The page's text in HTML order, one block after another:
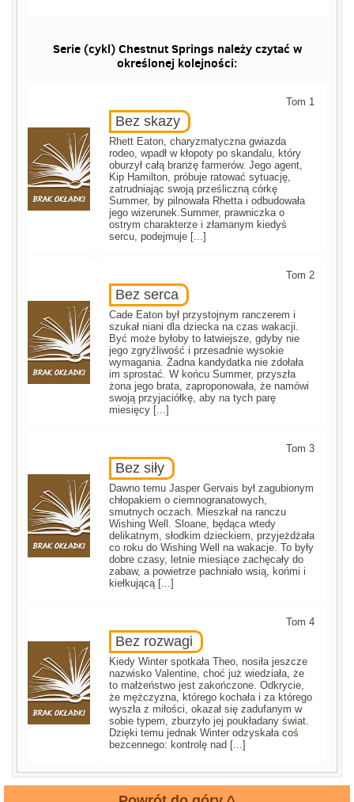
Serie (cykl) Chestnut Springs należy czytać w
określonej kolejności:
Tom 1
Bez skazy
Rhett Eaton, charyzmatyczna gwiazda
rodeo, wpadł w kłopoty po skandalu, który
oburzył całą branżę farmerów. Jego agent,
Kip Hamilton, próbuje ratować sytuację,
zatrudniając swoją prześliczną córkę
Summer, by pilnowała Rhetta i odbudowała
jego wizerunek.Summer, prawniczka o
ostrym charakterze i złamanym kiedyś
sercu, podejmuje [...]
Tom 2
Bez serca
Cade Eaton był przystojnym ranczerem i
szukał niani dla dziecka na czas wakacji.
Być może byłoby to łatwiejsze, gdyby nie
jego zgryźliwość i przesadnie wysokie
wymagania. Żadna kandydatka nie zdołała
im sprostać. W końcu Summer, przyszła
żona jego brata, zaproponowała, że namówi
swoją przyjaciółkę, aby na tych parę
miesięcy [...]
Tom 3
Bez siły
Dawno temu Jasper Gervais był zagubionym
chłopakiem o ciemnogranatowych,
smutnych oczach. Mieszkał na ranczu
Wishing Well. Sloane, będąca wtedy
delikatnym, słodkim dzieckiem, przyjeżdżała
co roku do Wishing Well na wakacje. To były
dobre czasy, letnie miesiące zachęcały do
zabaw, a powietrze pachniało wsią, końmi i
kiełkującą [...]
Tom 4
Bez rozwagi
Kiedy Winter spotkała Theo, nosiła jeszcze
nazwisko Valentine, choć już wiedziała, że
to małżeństwo jest zakończone. Odkrycie,
że mężczyzna, którego kochała i za którego
wyszła z miłości, okazał się zadufanym w
sobie typem, zburzyło jej poukładany świat.
Dzięki temu jednak Winter odzyskała coś
bezcennego: kontrolę nad [...]